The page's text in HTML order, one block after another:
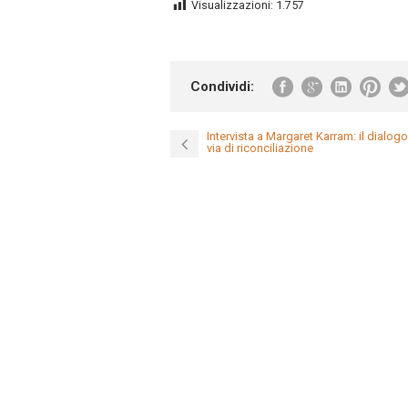
Visualizzazioni: 1.757
Condividi:
Intervista a Margaret Karram: il
via di riconciliazione